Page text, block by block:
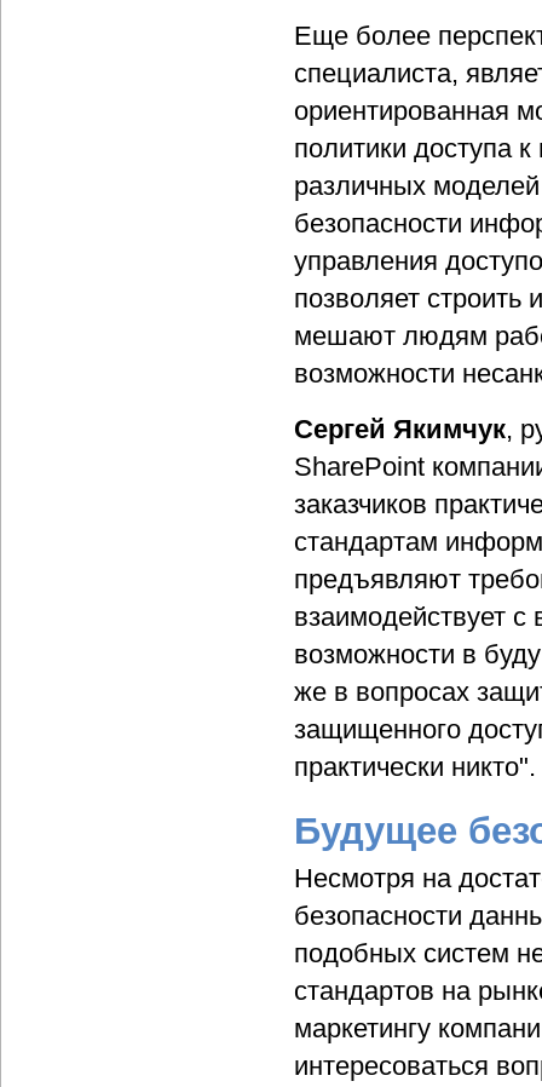
Еще более
специалиста,
ориентированная
политики доступа
различных
безопасности
управления
позволяет строить
мешают людям
возможности
Сергей Якимчук,
SharePoint
заказчиков
стандартам
предъявляют
взаимодействует
возможности в
же в вопросах
защищенного
практически никто".
Будущее
Несмотря на
безопасности
подобных систем
стандартов на
маркетингу
интересоваться